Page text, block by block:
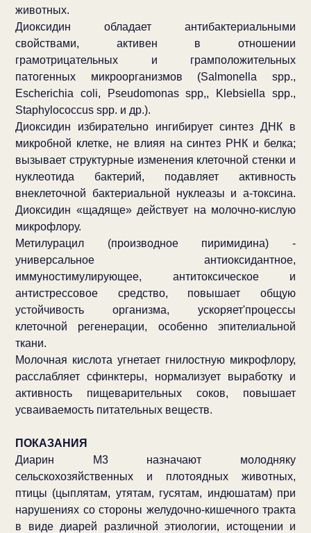
животных.
Диоксидин обладает антибактериальными
свойствами, активен в отношении
грамотрицательных и грамположительных
патогенных микроорганизмов (Salmonella spp.,
Escherichia coli, Pseudomonas spp,, Klebsiella spp.,
Staphylococcus spp. и др.).
Диоксидин избирательно ингибирует синтез ДНК в
микробной клетке, не влияя на синтез РНК и белка;
вызывает структурные изменения клеточной стенки и
нуклеотида бактерий, подавляет активность
внеклеточной бактериальной нуклеазы и а-токсина.
Диоксидин «щадяще» действует на молочно-кислую
микрофлору.
Метилурацил (производное пиримидина) -
универсальное антиоксидантное,
иммуностимулирующее, антитоксическое и
антистрессовое средство, повышает общую
устойчивость организма, ускоряет'процессы
клеточной регенерации, особенно эпителиальной
ткани.
Молочная кислота угнетает гнилостную микрофлору,
расслабляет сфинктеры, нормализует выработку и
активность пищеварительных соков, повышает
усваиваемость питательных веществ.
ПОКАЗАНИЯ
Диарин М3 назначают молодняку
сельскохозяйственных и плотоядных животных,
птицы (цыплятам, утятам, гусятам, индюшатам) при
нарушениях со стороны желудочно-кишечного тракта
в виде диарей различной этиологии, истощении и